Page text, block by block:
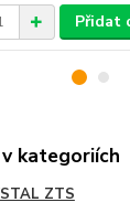
Přidat
kategoriích
ZTS